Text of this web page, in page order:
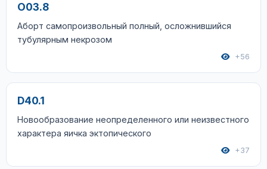
O03.8
Аборт самопроизвольный полный, осложнившийся
тубулярным некрозом
+56
D40.1
Новообразование неопределенного или неизвестного
характера яичка эктопического
+37